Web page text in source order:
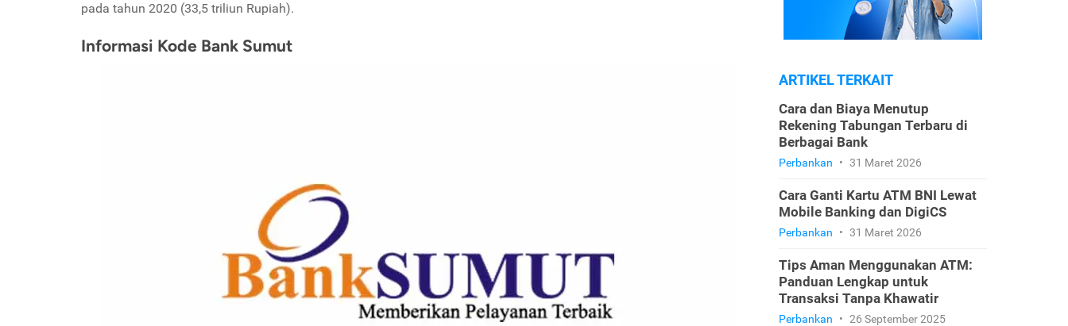
pada tahun 2020 (33,5 triliun Rupiah).
Informasi Kode Bank Sumut
ARTIKEL TERKAIT
Cara dan Biaya Menutup
Rekening Tabungan Terbaru di
Berbagai Bank
Perbankan • 31 Maret 2026
Cara Ganti Kartu ATM BNI Lewat
Mobile Banking dan DigiCS
Perbankan • 31 Maret 2026
Tips Aman Menggunakan ATM:
Panduan Lengkap untuk
Transaksi Tanpa Khawatir
Perbankan • 26 September 2025